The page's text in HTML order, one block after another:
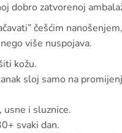
dobro zatvorenoj
češćim
više nuspojava.
kožu.
sloj samo na
usne i sluznice.
svaki dan.